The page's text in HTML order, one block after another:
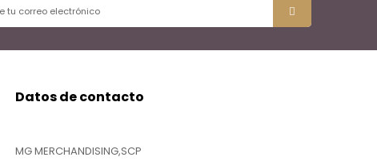
Datos de contacto
MG MERCHANDISING,SCP